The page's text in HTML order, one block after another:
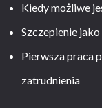
Kiedy możliwe
Szczepienie
Pierwsza praca
zatrudnienia